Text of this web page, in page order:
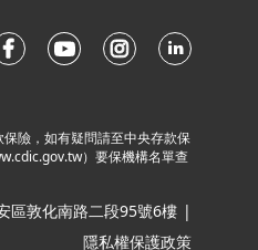
險，如有疑問請至中央存款保
）要保機構名單查
區敦化南路二段95號6樓 |
隱私權保護政策